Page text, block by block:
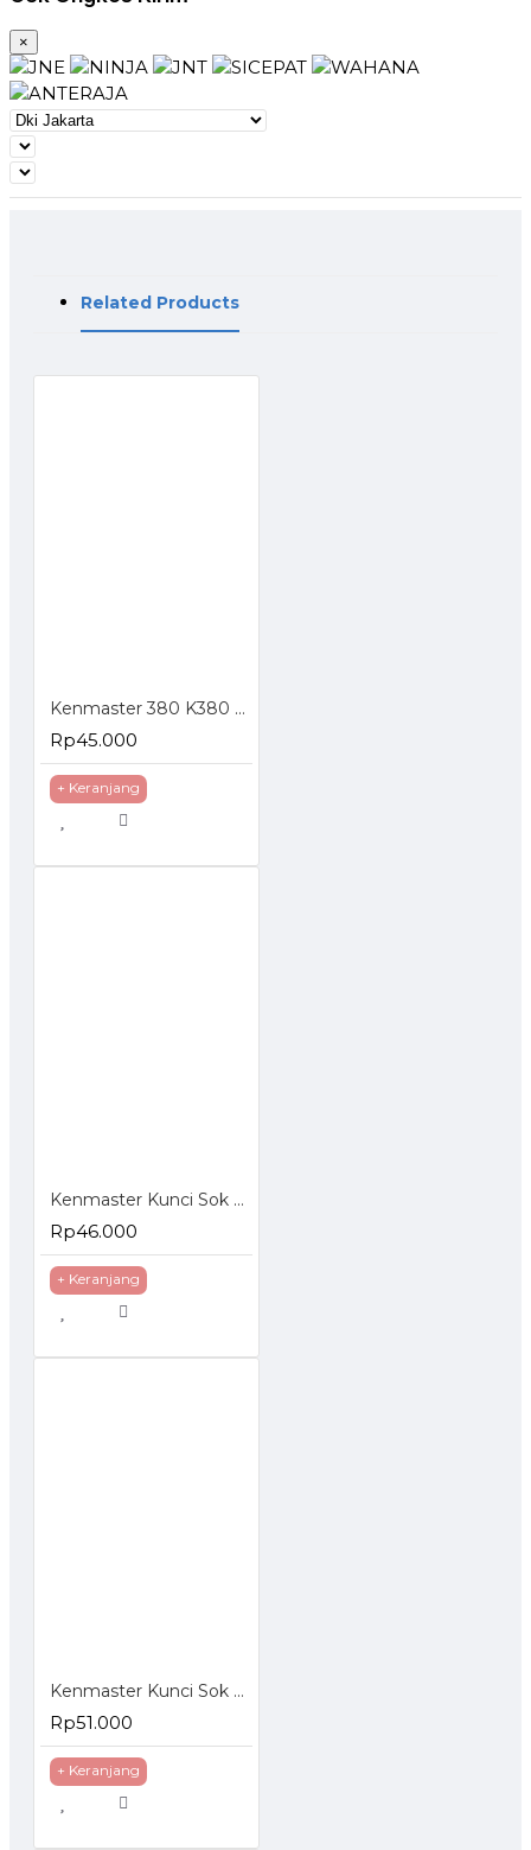
×
Related Products
Kenmaster 380 K380 B380 Tool Box Toolbox Kotak Perkakas
Rp45.000
+ Keranjang
Kenmaster Kunci Sok Set 40 Pcs Socket Wrench Set
Rp46.000
+ Keranjang
Kenmaster Kunci Sok 27 Pcs Socket Wrench Set
Rp51.000
+ Keranjang